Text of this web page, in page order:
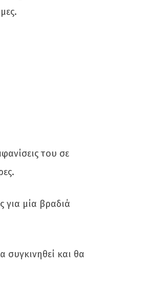
του σε
για μία βραδιά
συγκινηθεί και θα